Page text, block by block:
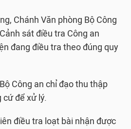
Chánh Văn phòng Bộ Công
sát điều tra Công an
đang điều tra theo đúng quy
Công an chỉ đạo thu thập
cứ để xử lý.
điều tra loạt bài nhận được